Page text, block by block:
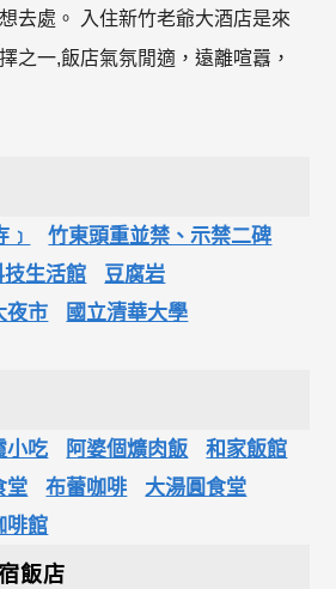
去處。 入住新竹老爺大酒店是來
之一,飯店氣氛閒適，遠離喧囂，
竹東頭重並禁、示禁二碑
技生活館
豆腐岩
夜市
國立清華大學
小吃 阿婆個爌肉飯
和家飯館
堂 布蕾咖啡
大湯圓食堂
啡館
飯店